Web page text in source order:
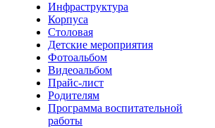
Инфраструктура
Корпуса
Столовая
Детские мероприятия
Фотоальбом
Видеоальбом
Прайс-лист
Родителям
Программа воспитательной
работы